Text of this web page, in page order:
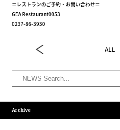
＝レストランのご予約・お問い合わせ＝
GEA Restaurant0053
0237-86-3930
ALL
Archive